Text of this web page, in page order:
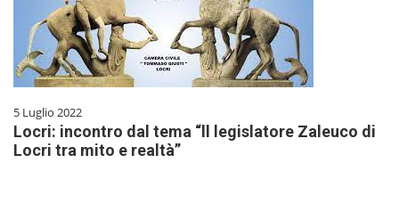
5 Luglio 2022
Locri: incontro dal tema “ll legislatore Zaleuco di
Locri tra mito e realtà”